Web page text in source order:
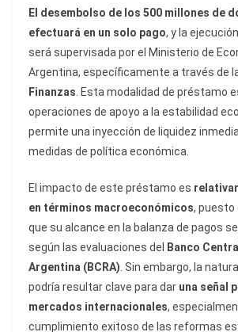
El desembolso de los 500 millones de
efectuará en un solo pago, y la
será supervisada por el Ministerio de
Argentina, específicamente a través de
Finanzas. Esta modalidad de préstamo
operaciones de apoyo a la estabilidad
permite una inyección de liquidez
medidas de política económica.
El impacto de este préstamo es
en términos macroeconómicos, puesto
que su alcance en la balanza de pagos
según las evaluaciones del
Banco
Argentina (BCRA). Sin embargo, la
podría resultar clave para dar una señal
mercados internacionales,
cumplimiento exitoso de las reformas